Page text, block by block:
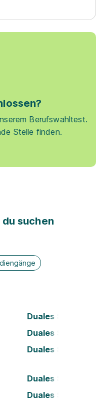
Berufswahltest.
Stelle finden.
suchen
Duales Studium
Duales Studium
Duales Studium
Duales Studium
Duales Studium